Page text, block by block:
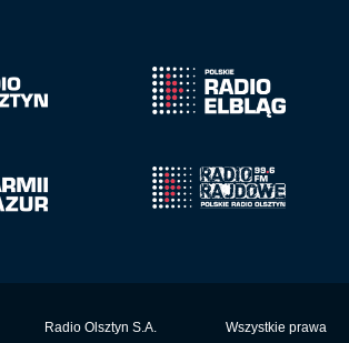
Radio Olsztyn S.A.
Wszystkie prawa